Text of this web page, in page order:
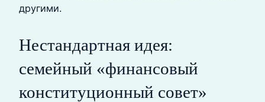
другими.
Нестандартная идея:
семейный «финансовый
конституционный совет»